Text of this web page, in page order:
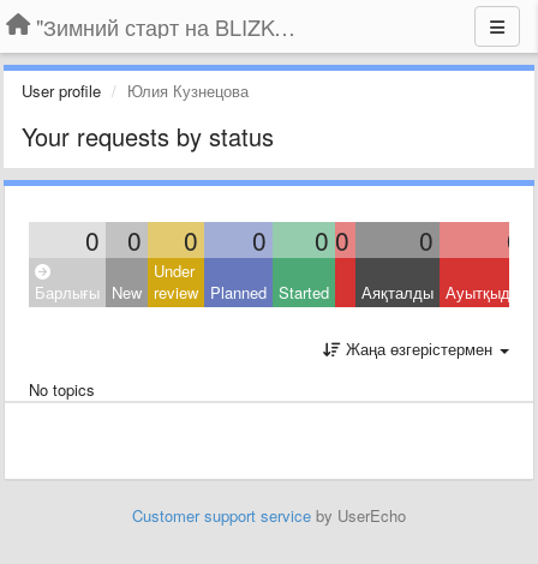
"Зимний старт на BLIZKO.ru". Конкурс компаний
User profile Юлия Кузнецова
Your requests by status
0 0 0 0 0 0 0 0
Барлығы New
Under
review Planned Started Аяқталды Ауытқыды
Жаңа өзгерістермен
No topics
Customer support service by UserEcho